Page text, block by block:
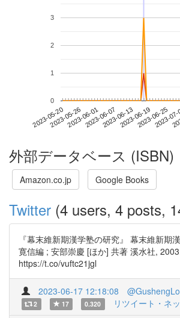
2023-05-202023-05-262023-06-012023-06-072023-06-132023-06-192023-06-25
2023-
0
1
2
3
外部データベース (ISBN)
Amazon.co.jp Google Books
Twitter (4 users, 4 posts,
『幕末維新期漢学塾の研究』 幕末維新期
寛信編 ; 安部崇慶 [ほか] 共著 溪水社,
https://t.co/vuftc21jgl
2023-06-17 12:18:08
2 17 0.320 リツイート・ネ